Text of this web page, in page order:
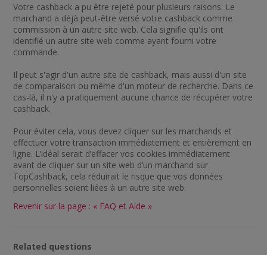
Votre cashback a pu être rejeté pour plusieurs raisons. Le
marchand a déjà peut-être versé votre cashback comme
commission à un autre site web. Cela signifie qu'ils ont
identifié un autre site web comme ayant fourni votre
commande.
Il peut s'agir d'un autre site de cashback, mais aussi d'un site
de comparaison ou même d'un moteur de recherche. Dans ce
cas-là, il n'y a pratiquement aucune chance de récupérer votre
cashback.
Pour éviter cela, vous devez cliquer sur les marchands et
effectuer votre transaction immédiatement et entièrement en
ligne. L’idéal serait d’effacer vos cookies immédiatement
avant de cliquer sur un site web d’un marchand sur
TopCashback, cela réduirait le risque que vos données
personnelles soient liées à un autre site web.
Revenir sur la page : « FAQ et Aide »
Related questions